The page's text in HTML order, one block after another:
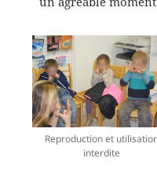
Reproduction et
interdite